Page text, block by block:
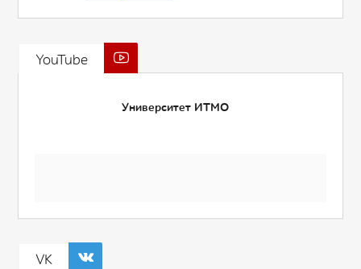
YouTube
Университет ИТМО
VK